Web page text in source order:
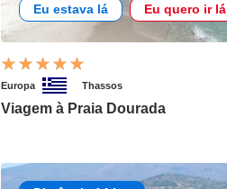
Eu estava lá Eu quero ir lá
Europa Thassos
Viagem à Praia Dourada